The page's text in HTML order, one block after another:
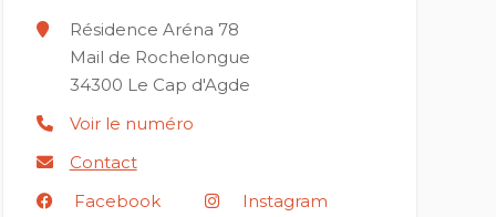
Résidence Aréna 78
Mail de Rochelongue
34300 Le Cap d'Agde
Voir le numéro
Contact
Facebook
Instagram